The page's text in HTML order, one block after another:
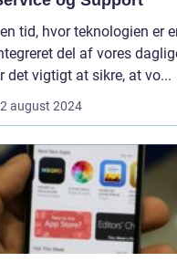
tid, hvor teknologien er
del af vores
det vigtigt at sikre, at vo...
august 2024